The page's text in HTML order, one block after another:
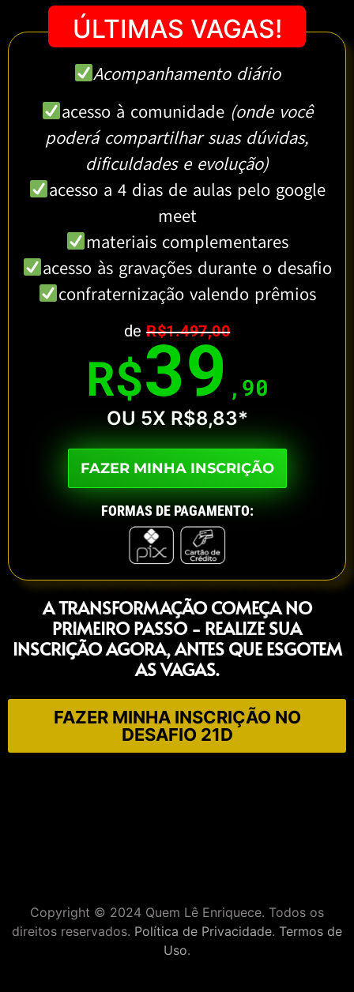
ÚLTIMAS VAGAS!
Acompanhamento diário
acesso à comunidade (onde você
poderá compartilhar suas dúvidas,
dificuldades e evolução)
acesso a 4 dias de aulas pelo google
meet
materiais complementares
acesso às gravações durante o desafio
confraternização valendo prêmios
deR$1.497,00
R$39,90
OU 5X R$8,83*
FAZER MINHA INSCRIÇÃO
FORMAS DE PAGAMENTO:
A TRANSFORMAÇÃO COMEÇA NO
PRIMEIRO PASSO - REALIZE SUA
INSCRIÇÃO AGORA, ANTES QUE ESGOTEM
AS VAGAS.
FAZER MINHA INSCRIÇÃO NO
DESAFIO 21D
Copyright © 2024 Quem Lê Enriquece. Todos os
direitos reservados. Política de Privacidade. Termos de
Uso.